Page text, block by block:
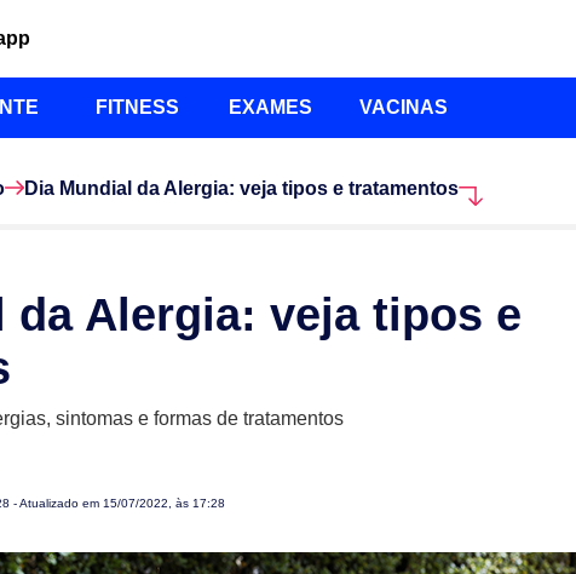
FITNESS EXAMES VACINAS
Dia Mundial da Alergia: veja tipos e tratamentos
da Alergia: veja tipos e
sintomas e formas de tratamentos
- Atualizado em 15/07/2022, às 17:28